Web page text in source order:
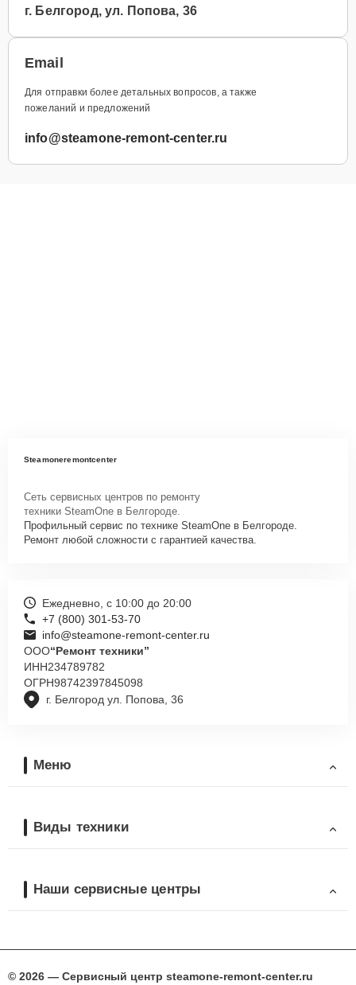
г. Белгород, ул. Попова, 36
Email
Для отправки более детальных вопросов, а также
пожеланий и предложений
info@steamone-remont-center.ru
Steamoneremontcenter
Сеть сервисных центров по ремонту
техники SteamOne в Белгороде.
Профильный сервис по технике SteamOne в Белгороде.
Ремонт любой сложности с гарантией качества.
г. Белгород ул. Попова, 36
Ежедневно, с 10:00 до 20:00
+7 (800) 301-53-70
info@steamone-remont-center.ru
ООО“Ремонт техники”
ИНН234789782
ОГРН98742397845098
Меню
Виды техники
Наши сервисные центры
© 2026 — Сервисный центр steamone-remont-center.ru